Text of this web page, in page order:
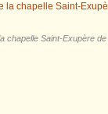
chapelle Saint-Exupère